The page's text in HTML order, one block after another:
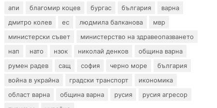
апи благомир коцев бургас българия
варна
дмитро колев
ес людмила балканова
мвр
министерски съвет
министерство на здравеопазването
нап
нато нзок николай денков
община варна
румен радев
сащ софия черно море
българия
война в украйна
градски транспорт
икономика
област варна
община варна русия
русия агресор